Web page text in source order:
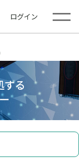
ログイン
する